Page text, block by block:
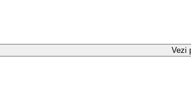
Vezi